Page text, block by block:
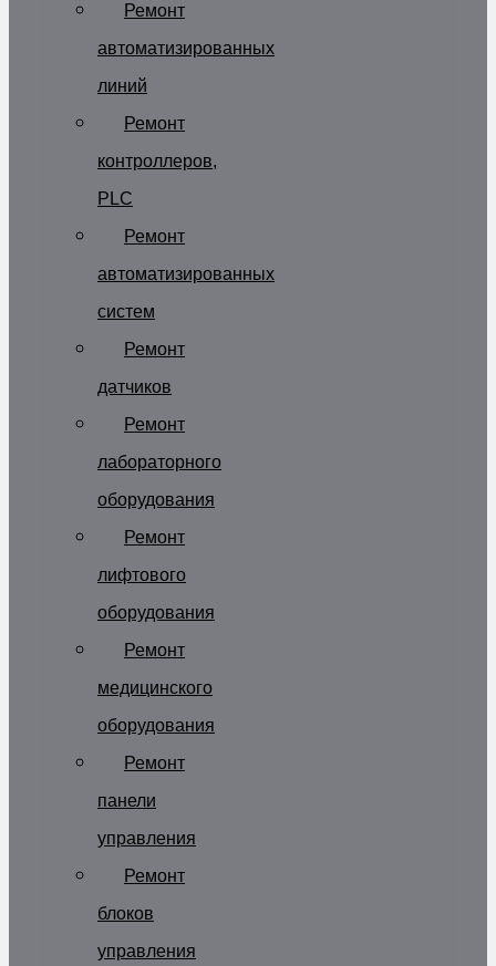
Ремонт
автоматизированных
линий
Ремонт
контроллеров,
PLC
Ремонт
автоматизированных
систем
Ремонт
датчиков
Ремонт
лабораторного
оборудования
Ремонт
лифтового
оборудования
Ремонт
медицинского
оборудования
Ремонт
панели
управления
Ремонт
блоков
управления